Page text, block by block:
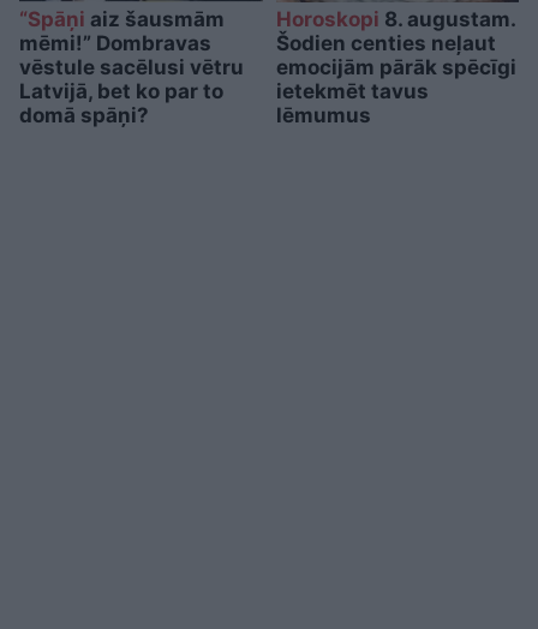
“Spāņi aiz šausmām
mēmi!” Dombravas
vēstule sacēlusi vētru
Latvijā, bet ko par to
domā spāņi?
Horoskopi 8. augustam.
Šodien centies neļaut
emocijām pārāk spēcīgi
ietekmēt tavus
lēmumus